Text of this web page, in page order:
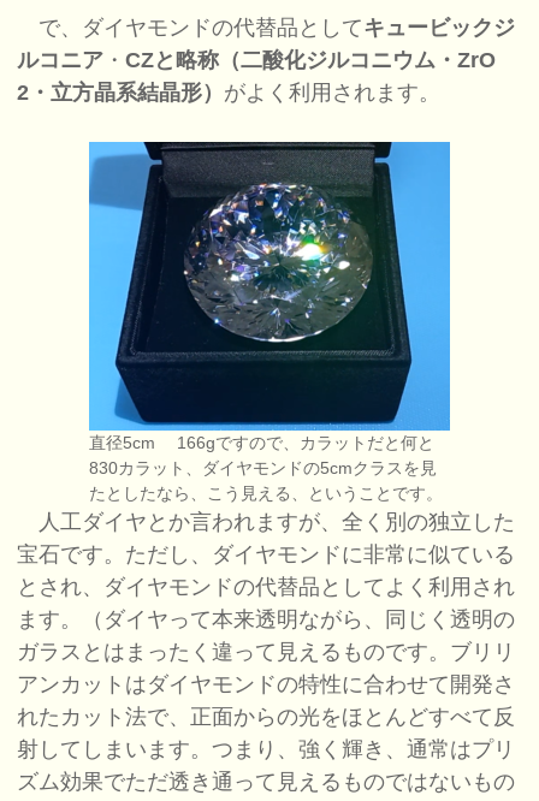
で、ダイヤモンドの代替品としてキュービックジ
ルコニア ・CZと略称（二酸化ジルコニウム・ZrO
2・立方晶系結晶形） がよく利用されます。
直径5cm 166gですので、カラットだと何と
830カラット、ダイヤモンドの5cmクラスを見
たとしたなら、こう見える、ということです。
人工ダイヤとか言われますが、全く別の独立した
宝石です。ただし、ダイヤモンドに非常に似ている
とされ、ダイヤモンドの代替品としてよく利用され
ます。（ダイヤって本来透明ながら、同じく透明の
ガラスとはまったく違って見えるものです。ブリリ
アンカットはダイヤモンドの特性に合わせて開発さ
れたカット法で、正面からの光をほとんどすべて反
射してしまいます。つまり、強く輝き、通常はプリ
ズム効果でただ透き通って見えるものではないもの